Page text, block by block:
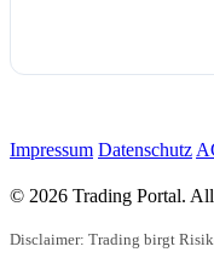
Impressum Datenschutz
© 2026 Trading Portal.
Disclaimer: Trading birgt